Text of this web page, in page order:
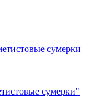
сумерки"